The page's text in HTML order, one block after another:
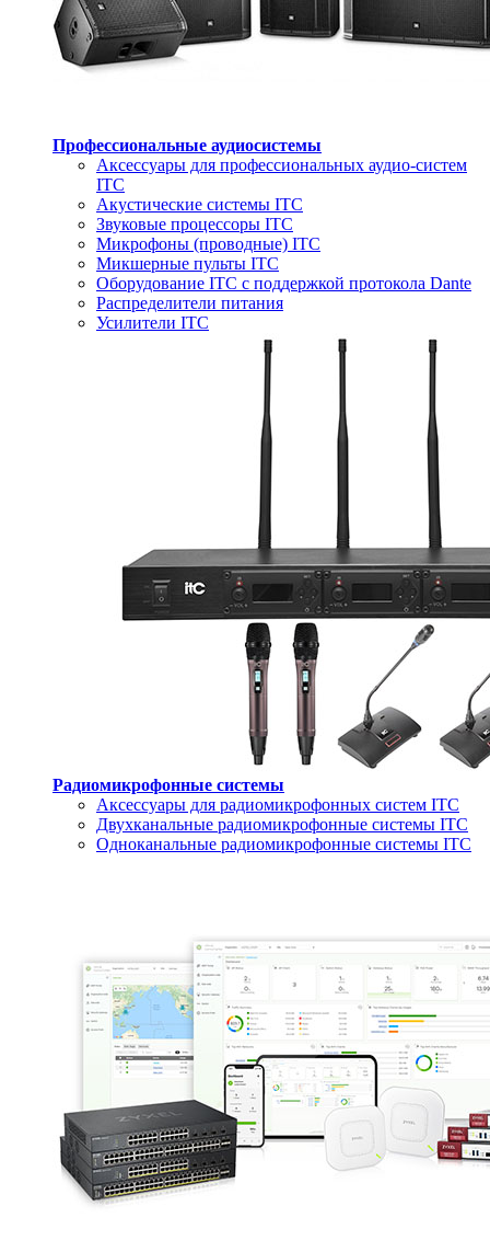
Профессиональные аудиосистемы
Аксессуары для профессиональных аудио-систем
ITC
Акустические системы ITC
Звуковые процессоры ITC
Микрофоны (проводные) ITC
Микшерные пульты ITC
Оборудование ITC с поддержкой протокола Dante
Распределители питания
Усилители ITC
Радиомикрофонные системы
Аксессуары для радиомикрофонных систем ITC
Двухканальные радиомикрофонные системы ITC
Одноканальные радиомикрофонные системы ITC